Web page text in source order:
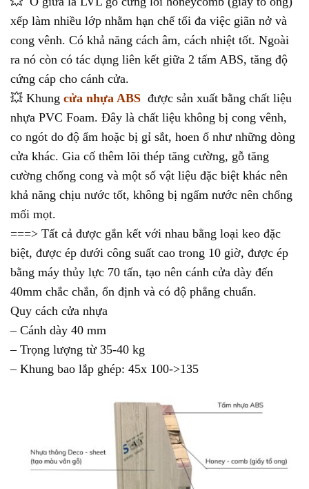
xếp làm nhiều lớp nhằm hạn chế tối đa việc giãn nở và
cong vênh. Có khả năng cách âm, cách nhiệt tốt. Ngoài
ra nó còn có tác dụng liên kết giữa 2 tấm ABS, tăng độ
cứng cáp cho cánh cửa.
💥 Khung cửa nhựa ABS được sản xuất bằng chất liệu
nhựa PVC Foam. Đây là chất liệu không bị cong vênh,
co ngót do độ ẩm hoặc bị gỉ sắt, hoen ố như những dòng
cửa khác. Gia cố thêm lõi thép tăng cường, gỗ tăng
cường chống cong và một số vật liệu đặc biệt khác nên
khả năng chịu nước tốt, không bị ngấm nước nên chống
mối mọt.
===> Tất cả được gắn kết với nhau bằng loại keo đặc
biệt, được ép dưới công suất cao trong 10 giờ, được ép
bằng máy thủy lực 70 tấn, tạo nên cánh cửa dày đến
40mm chắc chắn, ổn định và có độ phẳng chuẩn.
Quy cách cửa nhựa
– Cánh dày 40 mm
– Trọng lượng từ 35-40 kg
– Khung bao lắp ghép: 45x 100->135